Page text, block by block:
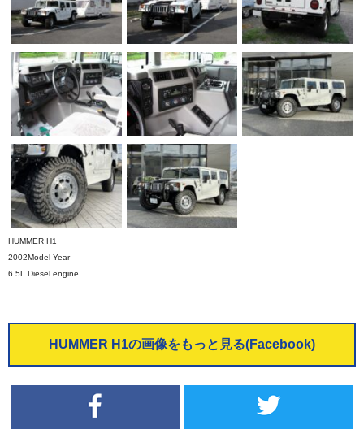
HUMMER H1
2002Model Year
6.5L Diesel engine
HUMMER H1の画像をもっと見る(Facebook)